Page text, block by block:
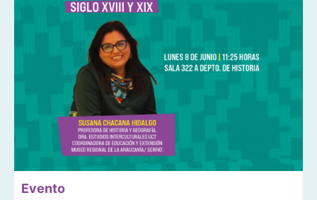
Evento